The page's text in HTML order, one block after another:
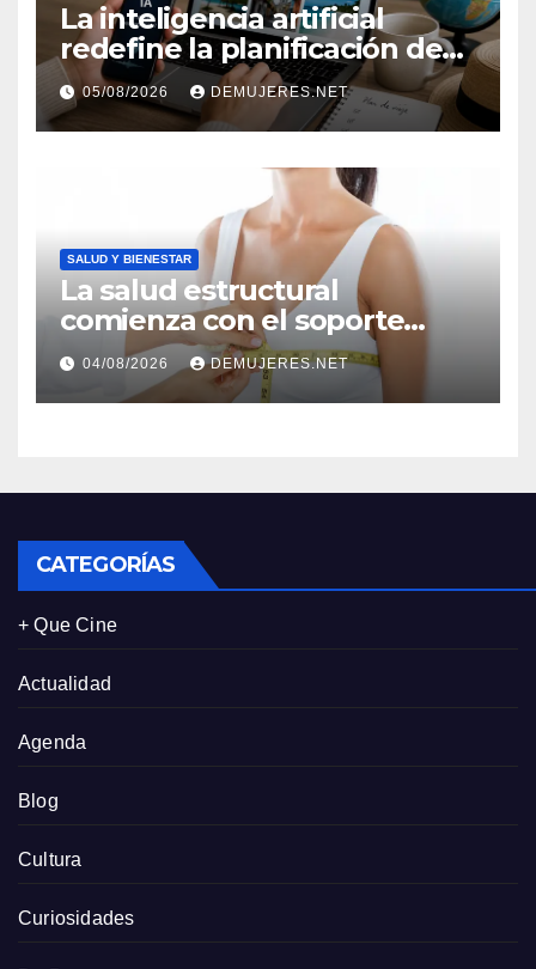
La inteligencia artificial
redefine la planificación de
viajes: Los huéspedes
centran sus decisiones y
expectativas enfocándose en
experiencias auténticas y
personalizadas
05/08/2026 DEMUJERES.NET
SALUD Y BIENESTAR
La salud estructural
comienza con el soporte
correcto: Caprice revela el
impacto de la lencería en la
salud física de las mujeres
04/08/2026 DEMUJERES.NET
CATEGORÍAS
+ Que Cine
Actualidad
Agenda
Blog
Cultura
Curiosidades